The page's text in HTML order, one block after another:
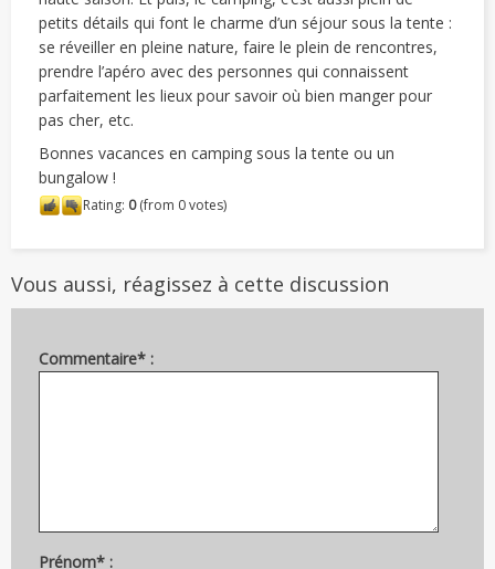
petits détails qui font le charme d’un séjour sous la tente :
se réveiller en pleine nature, faire le plein de rencontres,
prendre l’apéro avec des personnes qui connaissent
parfaitement les lieux pour savoir où bien manger pour
pas cher, etc.
Bonnes vacances en camping sous la tente ou un
bungalow !
Rating: 0(from 0 votes)
Vous aussi, réagissez à cette discussion
Commentaire* :
Prénom* :